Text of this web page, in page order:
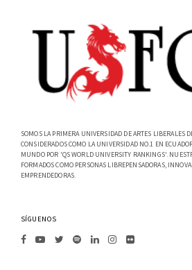
SOMOS LA PRIMERA UNIVERSIDAD DE ARTES LIBERALES
CONSIDERADOS COMO LA UNIVERSIDAD NO.1 EN
MUNDO POR 'QS WORLD UNIVERSITY RANKINGS'.
FORMADOS COMO PERSONAS LIBREPENSADORAS,
EMPRENDEDORAS.
SÍGUENOS